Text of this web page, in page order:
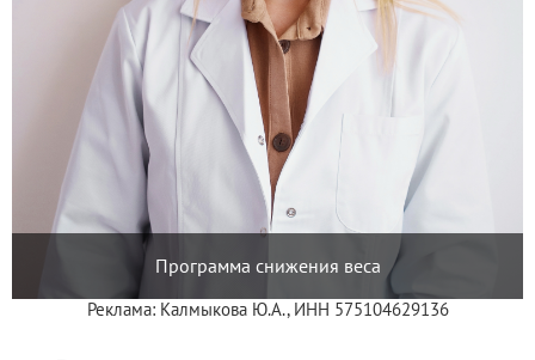
Программа снижения веса
Реклама: Калмыкова Ю.А., ИНН 575104629136